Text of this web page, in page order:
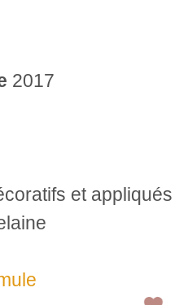
2017
et appliqués